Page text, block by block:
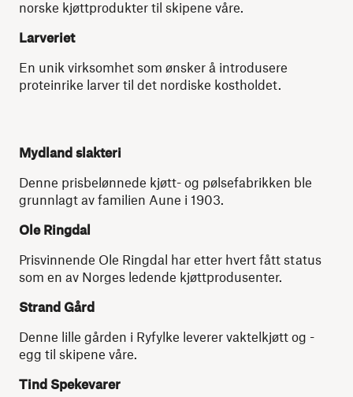
norske kjøttprodukter til skipene våre.
Larveriet
En unik virksomhet som ønsker å introdusere
proteinrike larver til det nordiske kostholdet.
Mydland slakteri
Denne prisbelønnede kjøtt- og pølsefabrikken ble
grunnlagt av familien Aune i 1903.
Ole Ringdal
Prisvinnende Ole Ringdal har etter hvert fått status
som en av Norges ledende kjøttprodusenter.
Strand Gård
Denne lille gården i Ryfylke leverer vaktelkjøtt og -
egg til skipene våre.
Tind Spekevarer